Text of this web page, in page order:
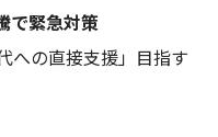
で緊急対策
への直接支援」目指す